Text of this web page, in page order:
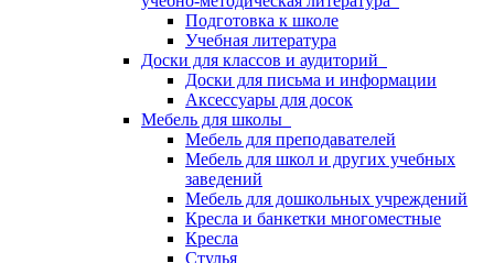
Подготовка к школе
Учебная литература
Доски для классов и аудиторий
Доски для письма и информации
Аксессуары для досок
Мебель для школы
Мебель для преподавателей
Мебель для школ и других учебных
заведений
Мебель для дошкольных учреждений
Кресла и банкетки многоместные
Кресла
Стулья